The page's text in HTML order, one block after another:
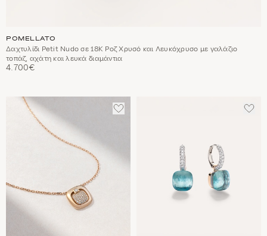
POMELLATO
Δαχτυλίδι Petit Nudo σε 18Κ Ροζ Χρυσό και Λευκόχρυσο με γαλάζιο
τοπάζ, αχάτη και λευκά διαμάντια
4.700€
ΠΡΟΣΘΈΣΤΕ
ΣΤΑ